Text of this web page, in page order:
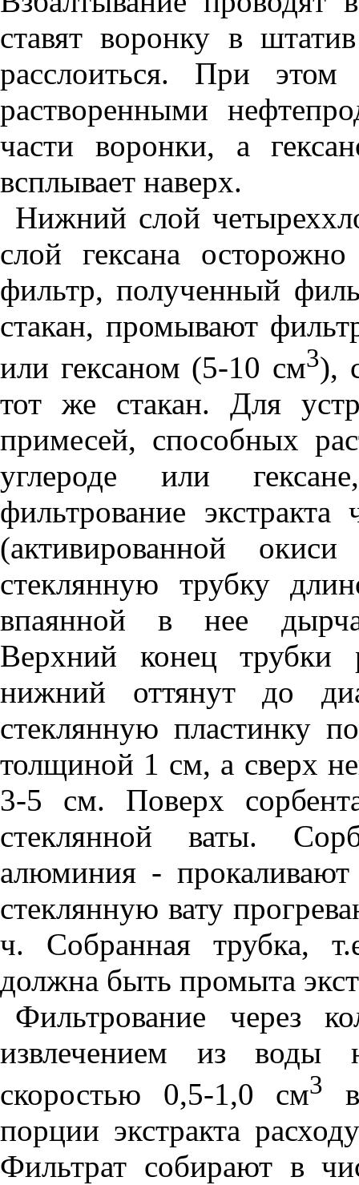
ставят воронку в
расслоиться. При этом
растворенными
части воронки, а
всплывает наверх.
Нижний слой
слой гексана
фильтр, полученный
стакан, промывают
или гексаном (5-10 см3),
тот же стакан. Для
примесей, способных
углероде или
фильтрование
(активированной
стеклянную трубку
впаянной в нее
Верхний конец
нижний оттянут до
стеклянную пластинку
толщиной 1 см, а сверх
3-5 см. Поверх
стеклянной ваты.
алюминия -
стеклянную вату
ч. Собранная трубка,
должна быть промыта
Фильтрование через
извлечением из воды
скоростью 0,5-1,0 см3
порции экстракта
Фильтрат собирают в